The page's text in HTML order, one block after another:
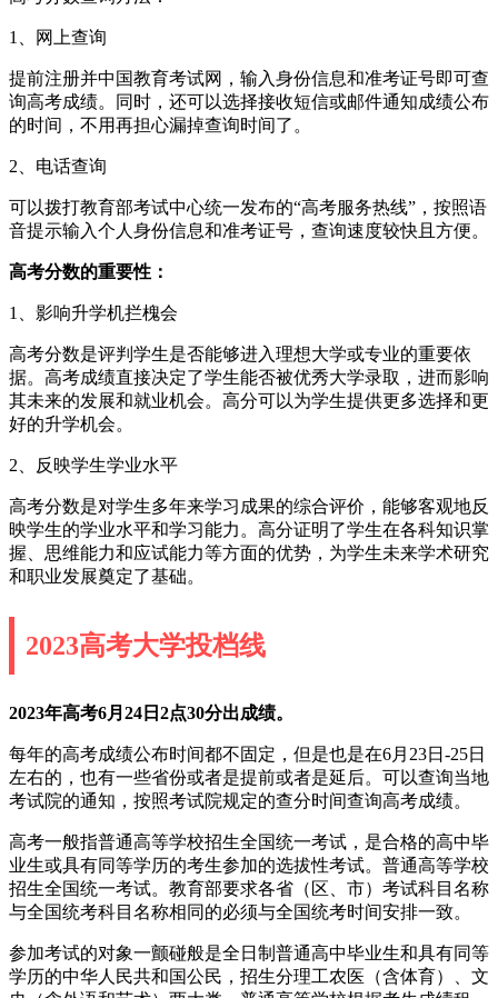
1、网上查询
提前注册并中国教育考试网，输入身份信息和准考证号即可查
询高考成绩。同时，还可以选择接收短信或邮件通知成绩公布
的时间，不用再担心漏掉查询时间了。
2、电话查询
可以拨打教育部考试中心统一发布的“高考服务热线”，按照语
音提示输入个人身份信息和准考证号，查询速度较快且方便。
高考分数的重要性：
1、影响升学机拦槐会
高考分数是评判学生是否能够进入理想大学或专业的重要依
据。高考成绩直接决定了学生能否被优秀大学录取，进而影响
其未来的发展和就业机会。高分可以为学生提供更多选择和更
好的升学机会。
2、反映学生学业水平
高考分数是对学生多年来学习成果的综合评价，能够客观地反
映学生的学业水平和学习能力。高分证明了学生在各科知识掌
握、思维能力和应试能力等方面的优势，为学生未来学术研究
和职业发展奠定了基础。
2023高考大学投档线
2023年高考6月24日2点30分出成绩。
每年的高考成绩公布时间都不固定，但是也是在6月23日-25日
左右的，也有一些省份或者是提前或者是延后。可以查询当地
考试院的通知，按照考试院规定的查分时间查询高考成绩。
高考一般指普通高等学校招生全国统一考试，是合格的高中毕
业生或具有同等学历的考生参加的选拔性考试。普通高等学校
招生全国统一考试。教育部要求各省（区、市）考试科目名称
与全国统考科目名称相同的必须与全国统考时间安排一致。
参加考试的对象一颤碰般是全日制普通高中毕业生和具有同等
学历的中华人民共和国公民，招生分理工农医（含体育）、文